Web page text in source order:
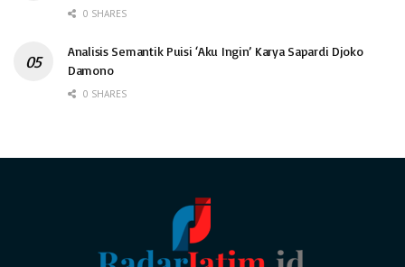
0 SHARES
Analisis Semantik Puisi ‘Aku Ingin’ Karya Sapardi Djoko
Damono
0 SHARES